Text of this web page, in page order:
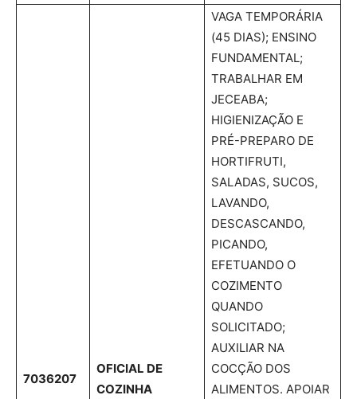
7036207
OFICIAL DE
COZINHA
VAGA TEMPORÁRIA
(45 DIAS); ENSINO
FUNDAMENTAL;
TRABALHAR EM
JECEABA;
HIGIENIZAÇÃO E
PRÉ-PREPARO DE
HORTIFRUTI,
SALADAS, SUCOS,
LAVANDO,
DESCASCANDO,
PICANDO,
EFETUANDO O
COZIMENTO
QUANDO
SOLICITADO;
AUXILIAR NA
COCÇÃO DOS
ALIMENTOS. APOIAR